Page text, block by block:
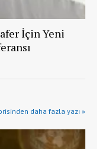
İçin Yeni
daha fazla yazı »